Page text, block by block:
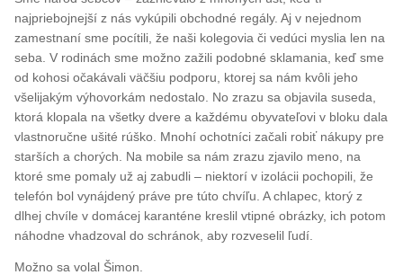
najpriebojnejší z nás vykúpili obchodné regály. Aj v nejednom
zamestnaní sme pocítili, že naši kolegovia či vedúci myslia len na
seba. V rodinách sme možno zažili podobné sklamania, keď sme
od kohosi očakávali väčšiu podporu, ktorej sa nám kvôli jeho
všelijakým výhovorkám nedostalo. No zrazu sa objavila suseda,
ktorá klopala na všetky dvere a každému obyvateľovi v bloku dala
vlastnoručne ušité rúško. Mnohí ochotníci začali robiť nákupy pre
starších a chorých. Na mobile sa nám zrazu zjavilo meno, na
ktoré sme pomaly už aj zabudli – niektorí v izolácii pochopili, že
telefón bol vynájdený práve pre túto chvíľu. A chlapec, ktorý z
dlhej chvíle v domácej karanténe kreslil vtipné obrázky, ich potom
náhodne vhadzoval do schránok, aby rozveselil ľudí.
Možno sa volal Šimon.